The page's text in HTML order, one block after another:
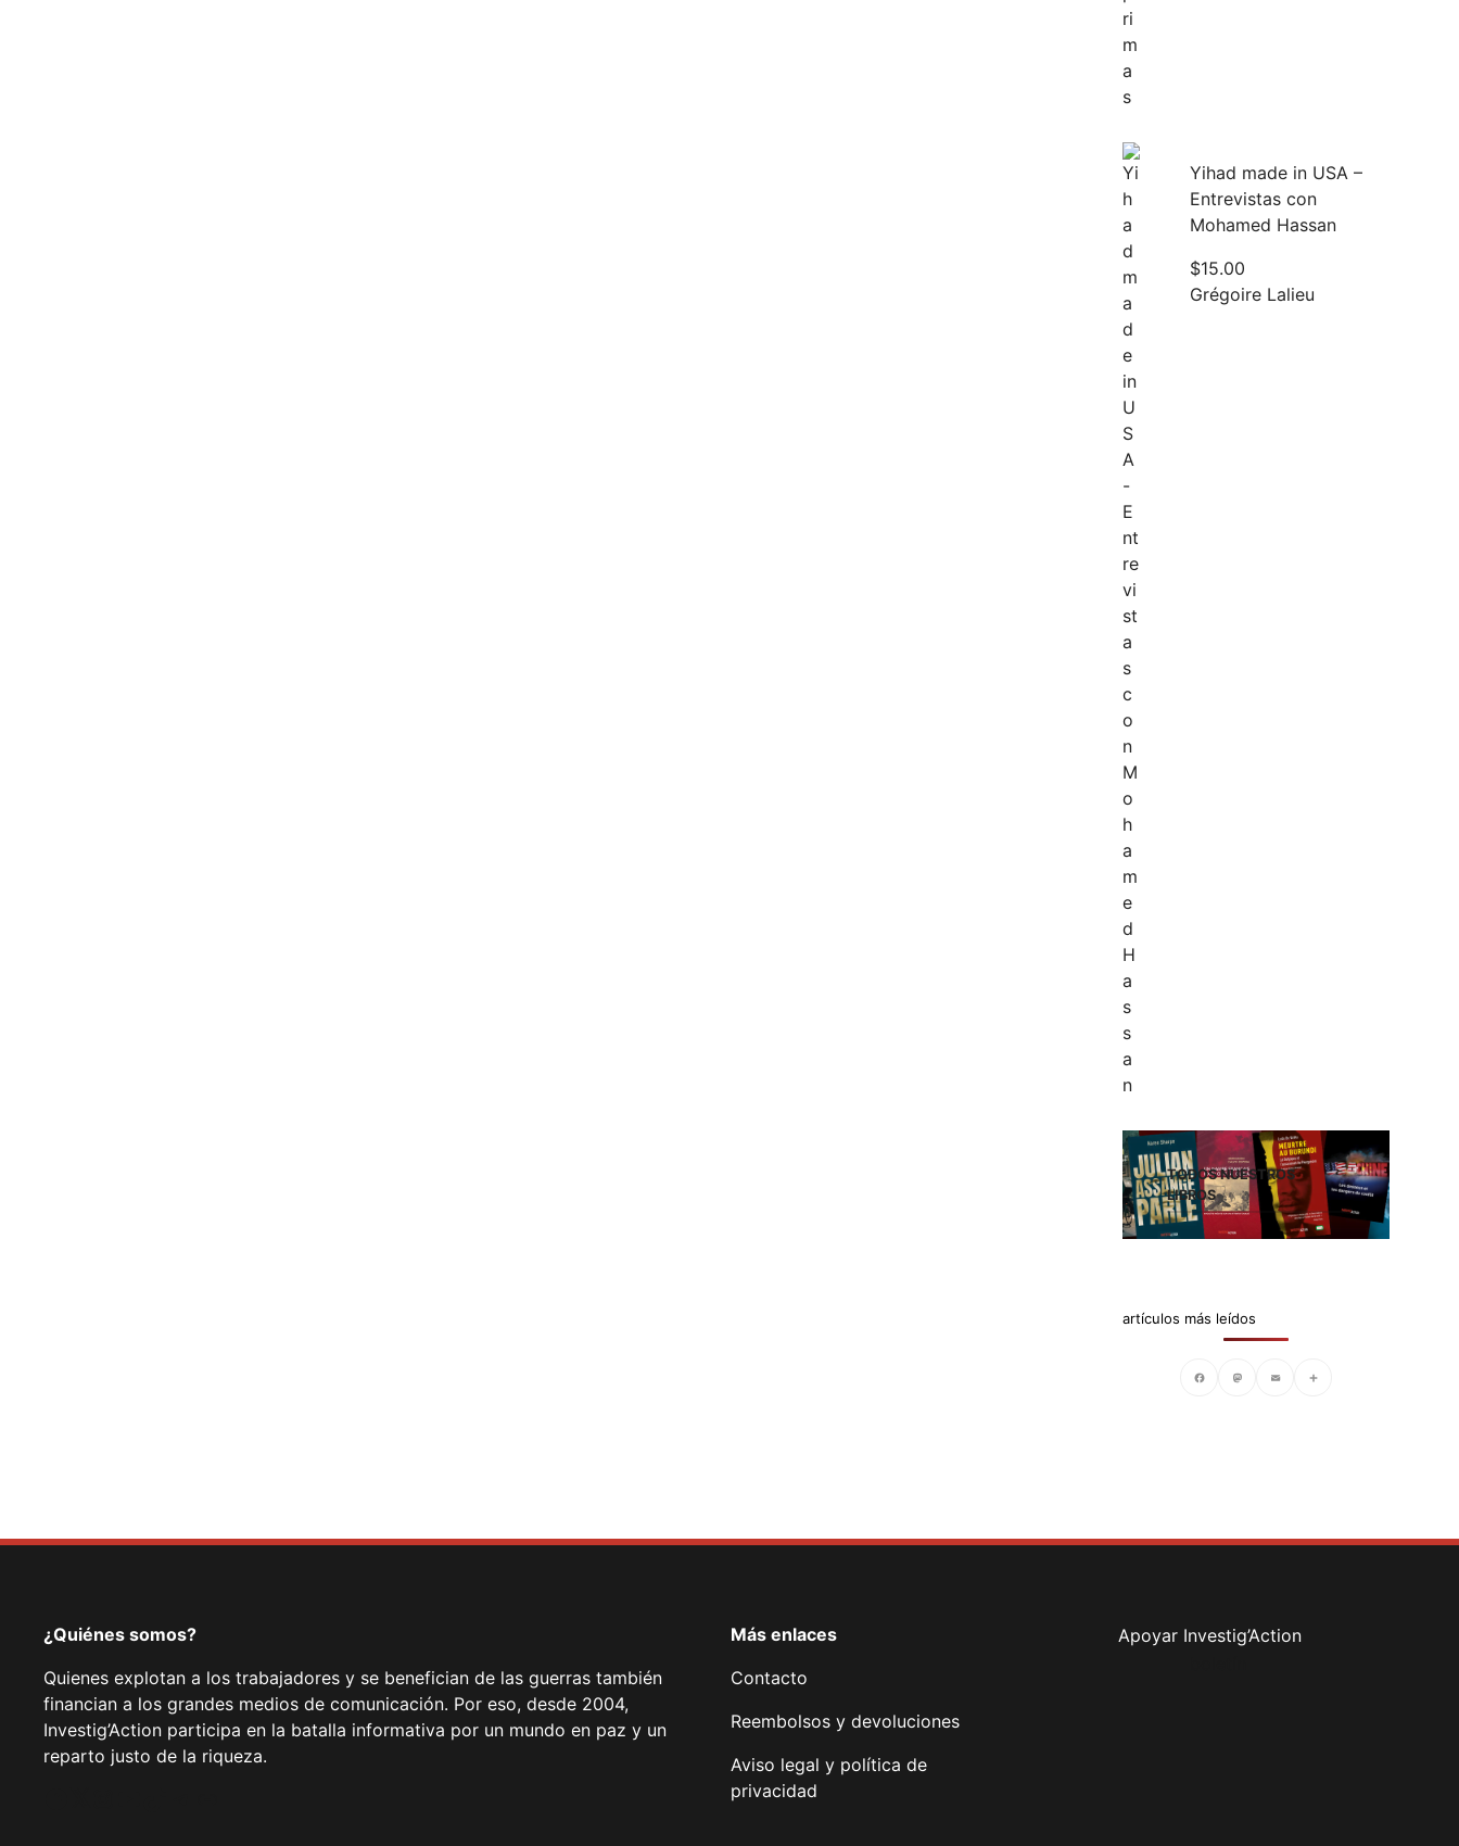
Yihad made in USA –
Entrevistas con
Mohamed Hassan
$15.00
Grégoire Lalieu
TODOS NUESTROS
LIBROS
artículos más leídos
¿Quiénes somos?
Quienes explotan a los trabajadores y se benefician de las guerras también
financian a los grandes medios de comunicación. Por eso, desde 2004,
Investig’Action participa en la batalla informativa por un mundo en paz y un
reparto justo de la riqueza.
Más enlaces
Contacto
Reembolsos y devoluciones
Aviso legal y política de
privacidad
Apoyar Investig’Action